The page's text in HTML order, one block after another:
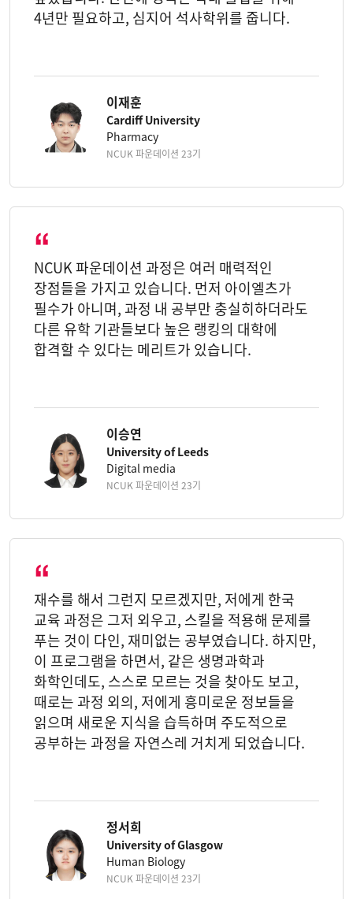
4년만 필요하고, 심지어 석사학위를 줍니다.
이재훈
Cardiff University
Pharmacy
NCUK 파운데이션 23기
NCUK 파운데이션 과정은 여러 매력적인
장점들을 가지고 있습니다. 먼저 아이엘츠가
필수가 아니며, 과정 내 공부만 충실히하더라도
다른 유학 기관들보다 높은 랭킹의 대학에
합격할 수 있다는 메리트가 있습니다.
이승연
University of Leeds
Digital media
NCUK 파운데이션 23기
재수를 해서 그런지 모르겠지만, 저에게 한국
교육 과정은 그저 외우고, 스킬을 적용해 문제를
푸는 것이 다인, 재미없는 공부였습니다. 하지만,
이 프로그램을 하면서, 같은 생명과학과
화학인데도, 스스로 모르는 것을 찾아도 보고,
때로는 과정 외의, 저에게 흥미로운 정보들을
읽으며 새로운 지식을 습득하며 주도적으로
공부하는 과정을 자연스레 거치게 되었습니다.
정서희
University of Glasgow
Human Biology
NCUK 파운데이션 23기